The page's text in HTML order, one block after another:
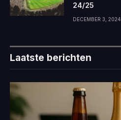
24/25
DECEMBER 3, 2024
Laatste berichten